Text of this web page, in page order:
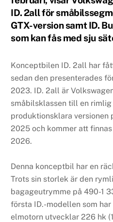
ID. 2all för
GTX-version samt ID.
som kan fås med sju
Konceptbilen ID. 2all har
sedan den presenterades
2023. ID. 2all är
småbilsklassen till en rimlig
produktionsklara versionen
2025 och kommer att
2026.
Denna konceptbil har en
Trots sin storlek är den
bagageutrymme på 490-1
första ID.-modellen som
elmotorn utvecklar 226 hk